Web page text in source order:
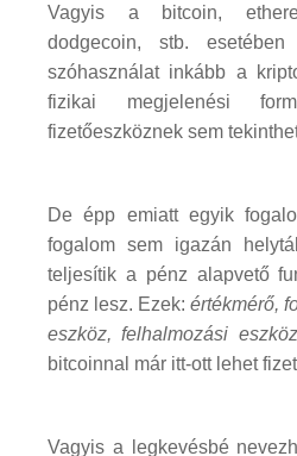
Vagyis a bitcoin,
dodgecoin, stb.
szóhasználat inkább a
fizikai megjelenési
fizetőeszköznek sem
De épp emiatt egyik
fogalom sem igazán
teljesítik a pénz alapvető
pénz lesz. Ezek: értékmérő,
eszköz, felhalmozási
bitcoinnal már itt-ott lehet
Vagyis a legkevésbé